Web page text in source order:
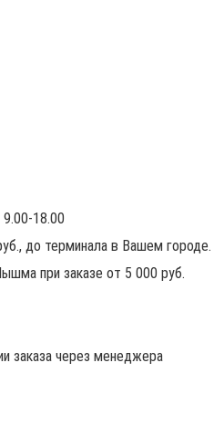
18.00
до терминала в Вашем городе.
при заказе от 5 000 руб.
заказа через менеджера